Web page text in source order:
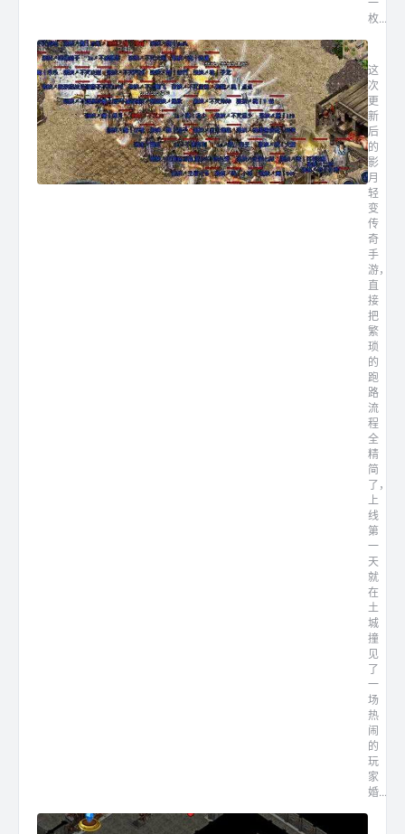
枚...
这
次
更
新
后
的
影
月
轻
变
传
奇
手
游，
直
接
把
繁
琐
的
跑
路
流
程
全
精
简
了，
上
线
第
一
天
就
在
土
城
撞
见
了
一
场
热
闹
的
玩
家
婚...